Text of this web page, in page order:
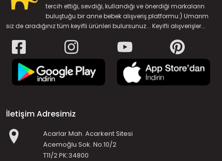
tercih ettiği, sevdiği, kullandığı ve önerdiği markaların
buluştuğu bir anne bebek alışveriş platformu:) Umarım
siz de aradığınız tüm keyifli ürünleri bulursunuz... Keyifli alışverişler...
İletişim Adresimiz
Acarlar Mah. Acarkent Sitesi
Acemoğlu Sok. No:10/2
T11/2 PK:34800